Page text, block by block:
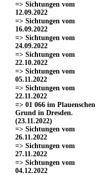
=> Sichtungen vom
12.09.2022
=> Sichtungen vom
16.09.2022
=> Sichtungen vom
24.09.2022
=> Sichtungen vom
22.10.2022
=> Sichtungen vom
05.11.2022
=> Sichtungen vom
22.11.2022
=> 01 066 im Plauenschen
Grund in Dresden.
(23.11.2022)
=> Sichtungen vom
26.11.2022
=> Sichtungen vom
27.11.2022
=> Sichtungen vom
04.12.2022